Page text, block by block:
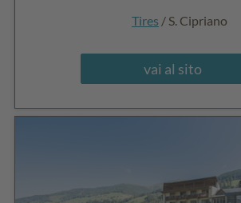
Tires / S. Cipriano
vai al sito